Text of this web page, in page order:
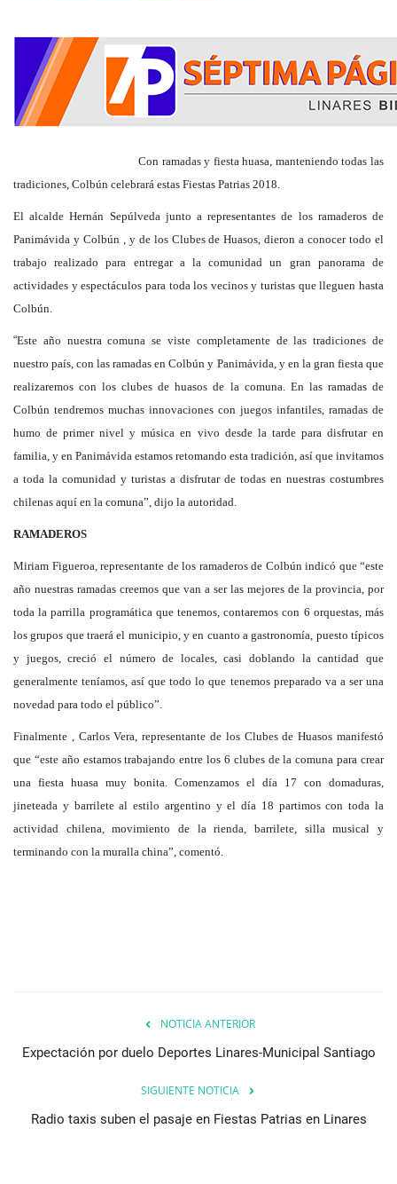
Con ramadas y fiesta huasa, manteniendo todas las
tradiciones, Colbún celebrará estas Fiestas Patrias 2018.
El alcalde Hernán Sepúlveda junto arepresentantes de los ramaderos de
Panimávida y Colbún , y de los Clubes de Huasos, dieron a conocer todo el
trabajo realizado para entregar a la comunidad un gran panorama de
actividades y espectáculos para toda los vecinos y turistas que lleguen hasta
Colbún.
“Este año nuestra comuna se viste completamente de las tradiciones de
nuestro país, con las ramadas en Colbún y Panimávida, y en la gran fiesta que
realizaremos con los clubes de huasos de la comuna. En las ramadas de
Colbún tendremos muchas innovaciones con juegos infantiles, ramadas de
humo de primer nivel y música en vivo desde la tarde para disfrutar en
familia, y en Panimávida estamos retomando esta tradición, así que invitamos
a toda la comunidad y turistas a disfrutar de todas en nuestras costumbres
chilenas aquí en la comuna”, dijo la autoridad.
RAMADEROS
Miriam Figueroa, representante de los ramaderos de Colbún indicó que “este
año nuestras ramadas creemos que van a ser las mejores de la provincia, por
toda la parrilla programática que tenemos, contaremos con 6 orquestas, más
los grupos que traerá el municipio, y en cuanto a gastronomía, puesto típicos
y juegos, creció el número de locales, casi doblando la cantidad que
generalmente teníamos, así que todo lo que tenemos preparado va a ser una
novedad para todo el público”.
Finalmente , Carlos Vera, representante de los Clubes de Huasos manifestó
que “este año estamos trabajando entre los 6 clubes de la comuna para crear
una fiesta huasa muy bonita. Comenzamos el día 17 con domaduras,
jineteada y barrilete al estilo argentino y el día 18 partimos con toda la
actividad chilena, movimiento de la rienda, barrilete, silla musical y
terminando con la muralla china”, comentó.
NOTICIA ANTERIOR
Expectación por duelo Deportes Linares-Municipal Santiago
SIGUIENTE NOTICIA
Radio taxis suben el pasaje en Fiestas Patrias en Linares